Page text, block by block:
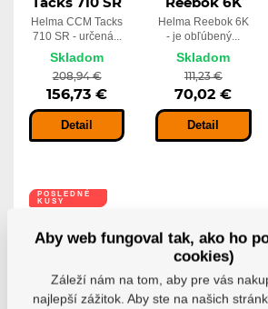
Tacks 710 SR
Helma CCM Tacks
710 SR - určená...
Skladom
208,94 €
156,73 €
Detail
Reebok 6K
Helma Reebok 6K
- je obľúbený...
Skladom
111,23 €
70,02 €
Detail
POSLEDNÉ
KUSY
-25% -10%
Aby web fungoval tak, ako ho
cookies)
Záleží nám na tom, aby pre vás
najlepší zážitok. Aby ste na našich